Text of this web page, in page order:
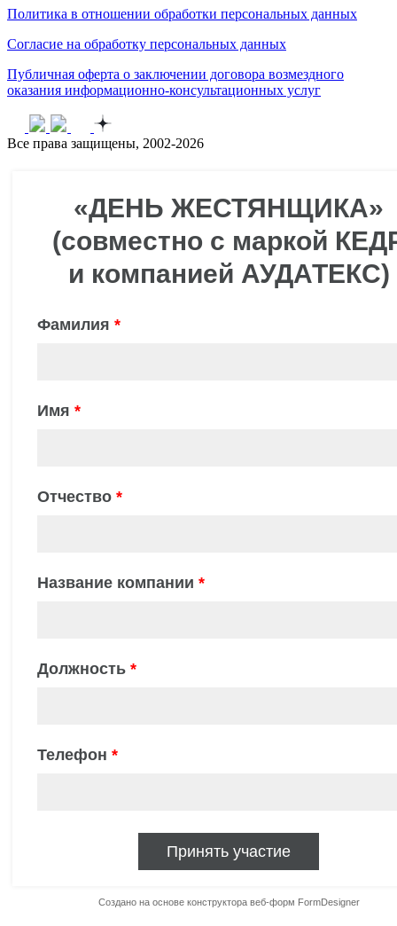
Политика в отношении обработки персональных данных
Согласие на обработку персональных данных
Публичная оферта о заключении договора возмездного
оказания информационно-консультационных услуг
Все права защищены, 2002-2026